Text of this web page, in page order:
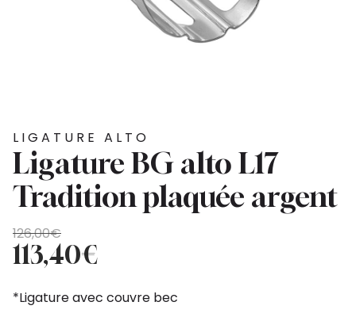
LIGATURE ALTO
Ligature BG alto L17
Tradition plaquée argent
126,00€
Le
prix
initial
était :
126,00€.
113,40€
Le
prix
actuel
est :
113,40€.
*Ligature avec couvre bec